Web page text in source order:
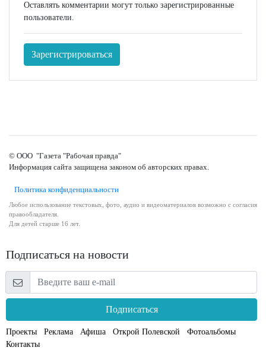
Оставлять комментарии могут только зарегистрированные
пользователи.
Зарегистрироваться
© ООО "Газета "Рабочая правда"
Информация сайта защищена законом об авторских правах.
Политика конфиденциальности
Любое использование текстовых, фото, аудио и видеоматериалов возможно с согласия
правообладателя.
Для детей старше 16 лет.
Подписаться на новости
Подписаться
Проекты Реклама Афиша Открой Полевской
Фотоальбомы
Контакты